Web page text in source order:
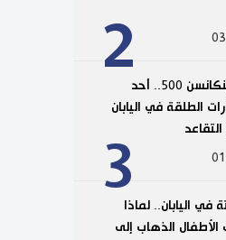
2
3
وداعًا لشينكانسن 500.. أحد
الطلقة في اليابان
في اليابان.. لماذا
الأطفال الذهاب إلى